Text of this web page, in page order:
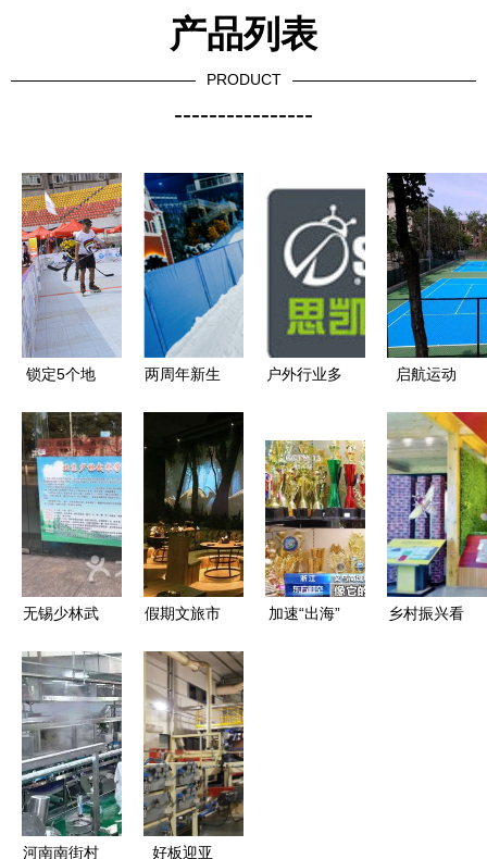
产品列表
PRODUCT
----------------
锁定5个地
圈、50个生
活圈 云南
夜经济进阶
2.0的运动
活力
两周年新生
创文旅城
的“体育+度
假”多元跃
迁
户外行业多
运动项目经
营成商家新
增长极
启航运动
引领健康生
活新风尚
无锡少林武
指南 地
址、电话、
营业时间与
运动项目一
览
假期文旅市
文旅项目模
块化发展思
考——以运
动项目经营
为例
加速“出海”
乡村振兴看
河南南街村 好板迎亚